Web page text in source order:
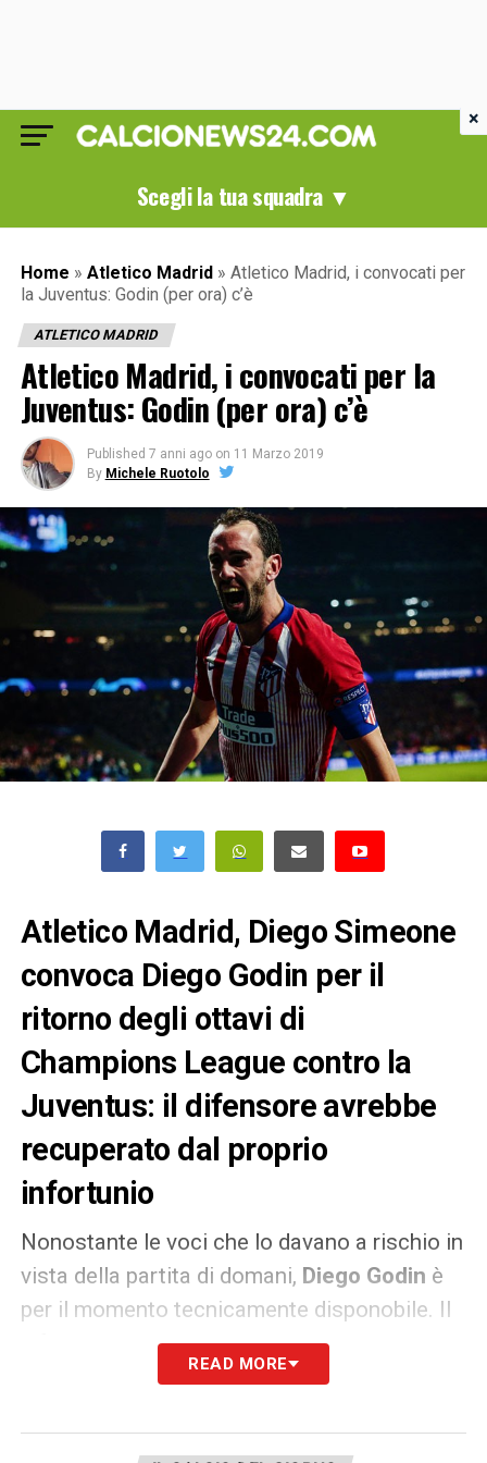
Scegli la tua squadra ▼
Home » Atletico Madrid » Atletico Madrid, i convocati per
la Juventus: Godin (per ora) c’è
ATLETICO MADRID
Atletico Madrid, i convocati per la
Juventus: Godin (per ora) c’è
Published 7 anni ago on 11 Marzo 2019
By Michele Ruotolo
Atletico Madrid, Diego Simeone
convoca Diego Godin per il
ritorno degli ottavi di
Champions League contro la
Juventus: il difensore avrebbe
recuperato dal proprio
infortunio
Nonostante le voci che lo davano a rischio in
vista della partita di domani, Diego Godin è
per il momento tecnicamente disponobile. Il
difensore dell’Atletico Madrid, autore di una
gran prestazione all’andata, potrebbe dunque
READ MORE
×